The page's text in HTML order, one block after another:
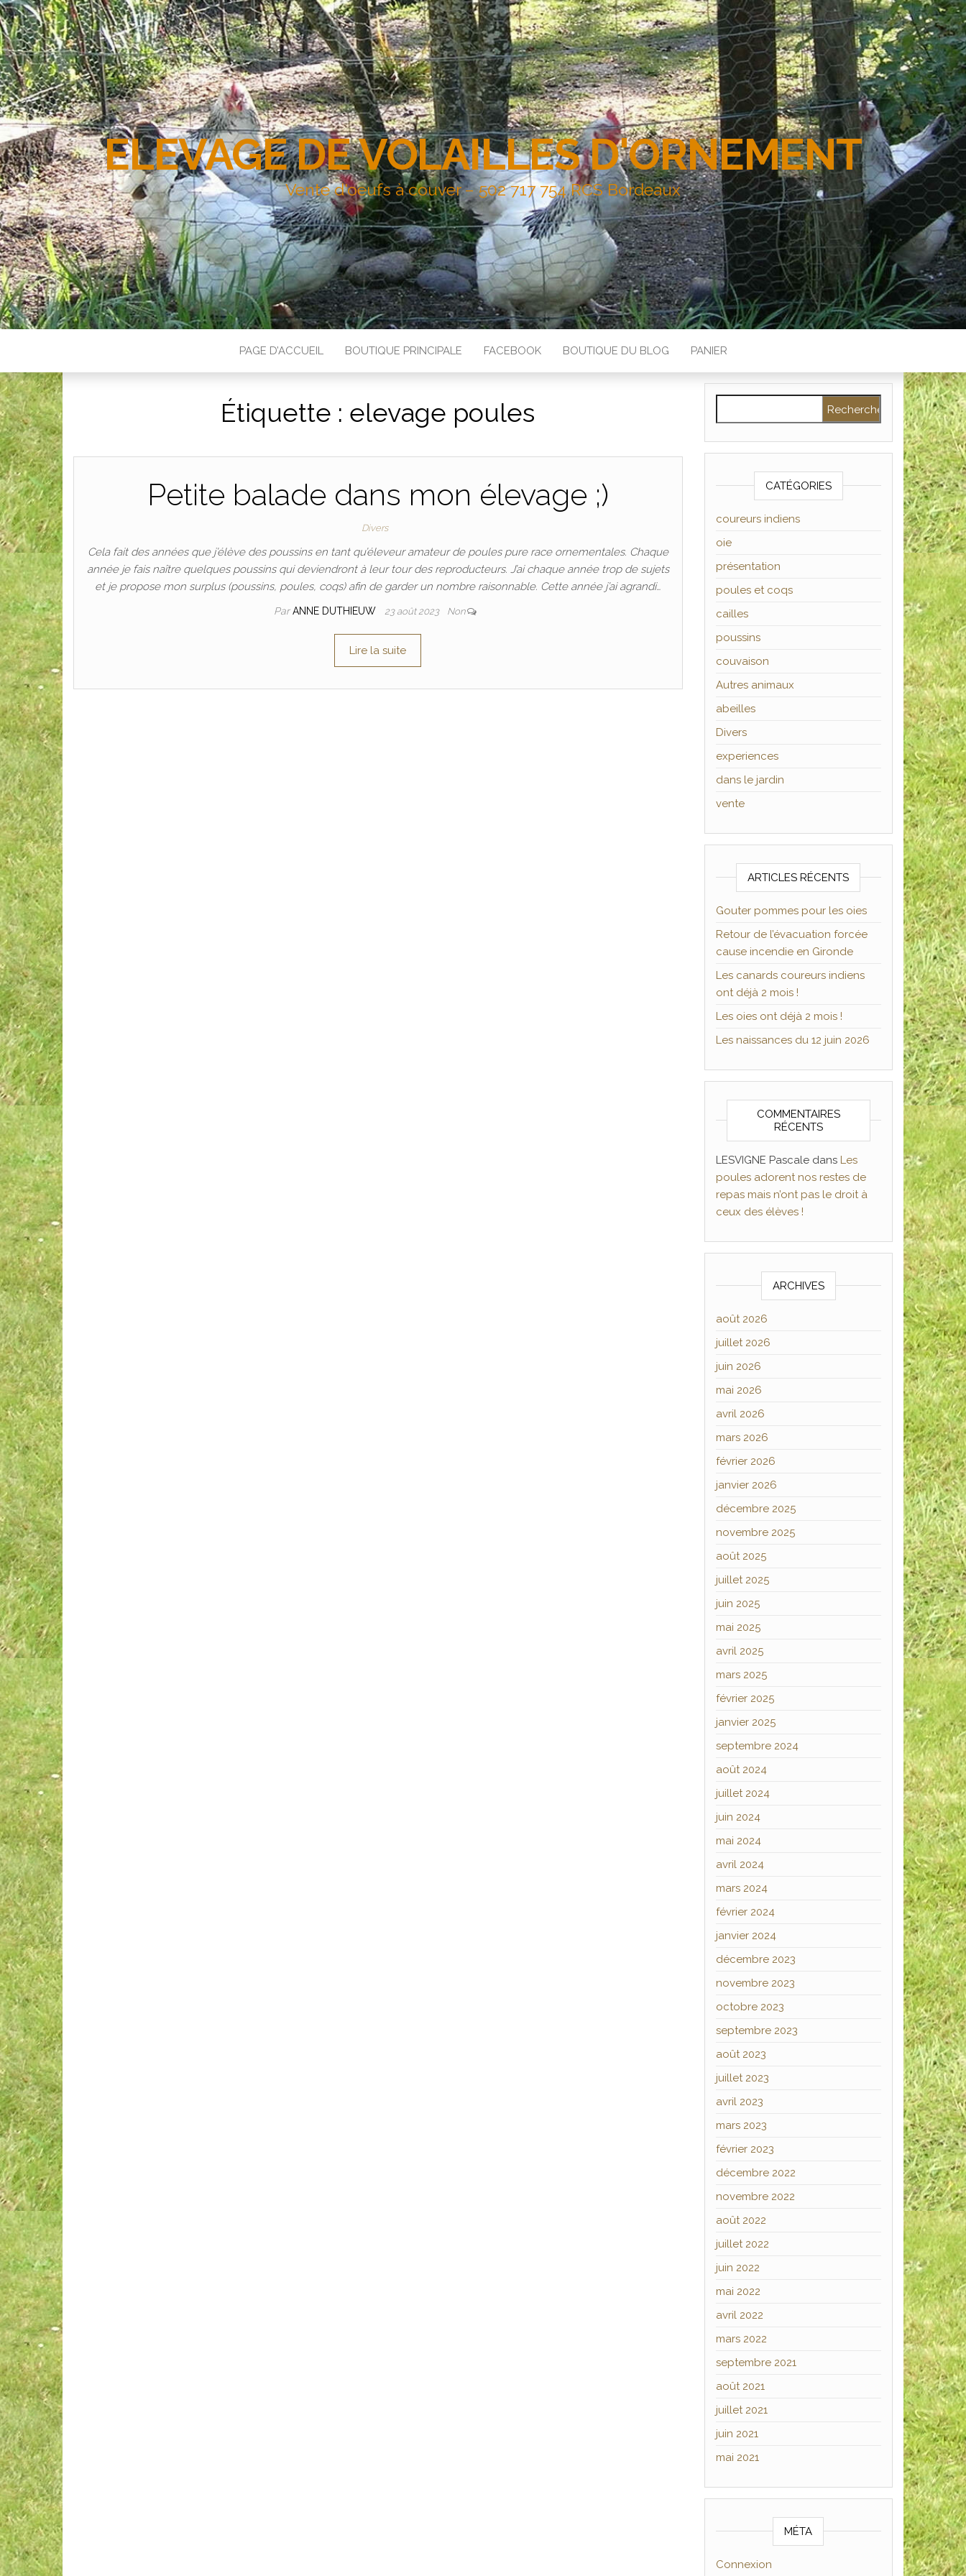
ELEVAGE DE VOLAILLES D'ORNEMENT
Vente d'oeufs à couver – 502 717 754 RCS Bordeaux
PAGE D’ACCUEIL BOUTIQUE PRINCIPALE FACEBOOK BOUTIQUE DU BLOG PANIER
Étiquette : elevage poules
Petite balade dans mon élevage ;)
Divers
Cela fait des années que j’élève des poussins en tant qu’éleveur amateur de poules pure race ornementales. Chaque
année je fais naître quelques poussins qui deviendront à leur tour des reproducteurs. J’ai chaque année trop de sujets
et je propose mon surplus (poussins, poules, coqs) afin de garder un nombre raisonnable. Cette année j’ai agrandi…
ParANNE DUTHIEUW 23 août 2023 Non
Lire la suite
CATÉGORIES
coureurs indiens
oie
présentation
poules et coqs
cailles
poussins
couvaison
Autres animaux
abeilles
Divers
experiences
dans le jardin
vente
ARTICLES RÉCENTS
Gouter pommes pour les oies
Retour de l’évacuation forcée
cause incendie en Gironde
Les canards coureurs indiens
ont déjà 2 mois !
Les oies ont déjà 2 mois !
Les naissances du 12 juin 2026
COMMENTAIRES
RÉCENTS
LESVIGNE Pascaledans Les
poules adorent nos restes de
repas mais n’ont pas le droit à
ceux des élèves !
ARCHIVES
août 2026
juillet 2026
juin 2026
mai 2026
avril 2026
mars 2026
février 2026
janvier 2026
décembre 2025
novembre 2025
août 2025
juillet 2025
juin 2025
mai 2025
avril 2025
mars 2025
février 2025
janvier 2025
septembre 2024
août 2024
juillet 2024
juin 2024
mai 2024
avril 2024
mars 2024
février 2024
janvier 2024
décembre 2023
novembre 2023
octobre 2023
septembre 2023
août 2023
juillet 2023
avril 2023
mars 2023
février 2023
décembre 2022
novembre 2022
août 2022
juillet 2022
juin 2022
mai 2022
avril 2022
mars 2022
septembre 2021
août 2021
juillet 2021
juin 2021
mai 2021
MÉTA
Connexion